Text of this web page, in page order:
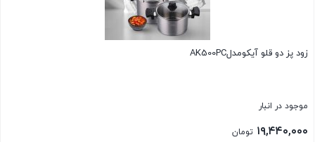
زود پز دو قلو آیکومدلAK500PC
موجود در انبار
۱۹,۴۴۰,۰۰۰ تومان